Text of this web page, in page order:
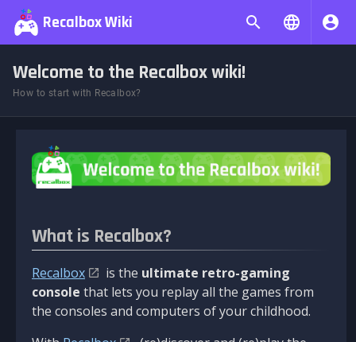
Recalbox Wiki
Welcome to the Recalbox wiki!
How to start with Recalbox?
What is Recalbox?
Recalbox is the ultimate retro-gaming
console that lets you replay all the games from
the consoles and computers of your childhood.